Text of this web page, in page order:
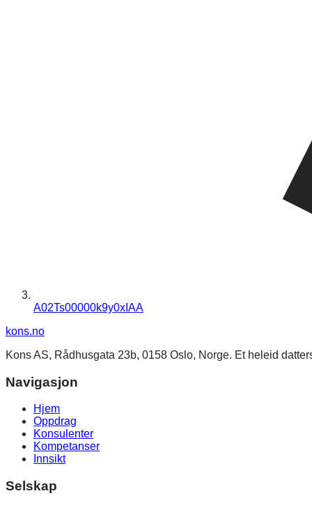
A02Ts00000k9y0xIAA
kons.no
Kons AS, Rådhusgata 23b, 0158 Oslo, Norge. Et heleid
Navigasjon
Hjem
Oppdrag
Konsulenter
Kompetanser
Innsikt
Selskap